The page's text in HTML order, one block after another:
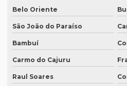
Intérprete de coreano em são paulo
Intérprete de espanhol em brasília
Intérprete de espanhol em campinas
Intérprete de espanhol em curitiba
Intérprete de espanhol em porto
Belo Oriente
São João do Paraíso
Bambuí
Carmo do Cajuru
Raul Soares